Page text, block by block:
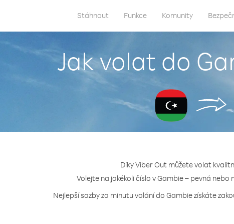
Stáhnout Funkce Komunity
Jak volat do
Díky Viber Out můžete volat
Volejte na jakékoli číslo v Gambie – pevná nebo
Nejlepší sazby za minutu volání do Gambie získáte